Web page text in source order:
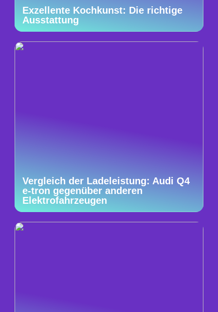
Exzellente Kochkunst: Die richtige
Ausstattung
Vergleich der Ladeleistung: Audi Q4
e-tron gegenüber anderen
Elektrofahrzeugen